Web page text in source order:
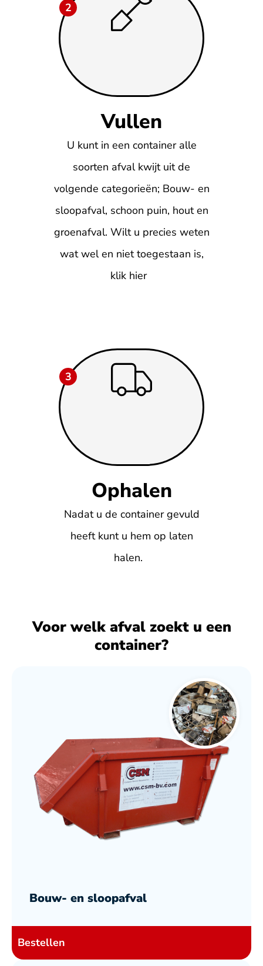
2
Vullen
U kunt in een container alle
soorten afval kwijt uit de
volgende categorieën; Bouw- en
sloopafval, schoon puin, hout en
groenafval. Wilt u precies weten
wat wel en niet toegestaan is,
klik hier
3
Ophalen
Nadat u de container gevuld
heeft kunt u hem op laten
halen.
Voor welk afval zoekt u een
container?
Bouw- en sloopafval
Bestellen